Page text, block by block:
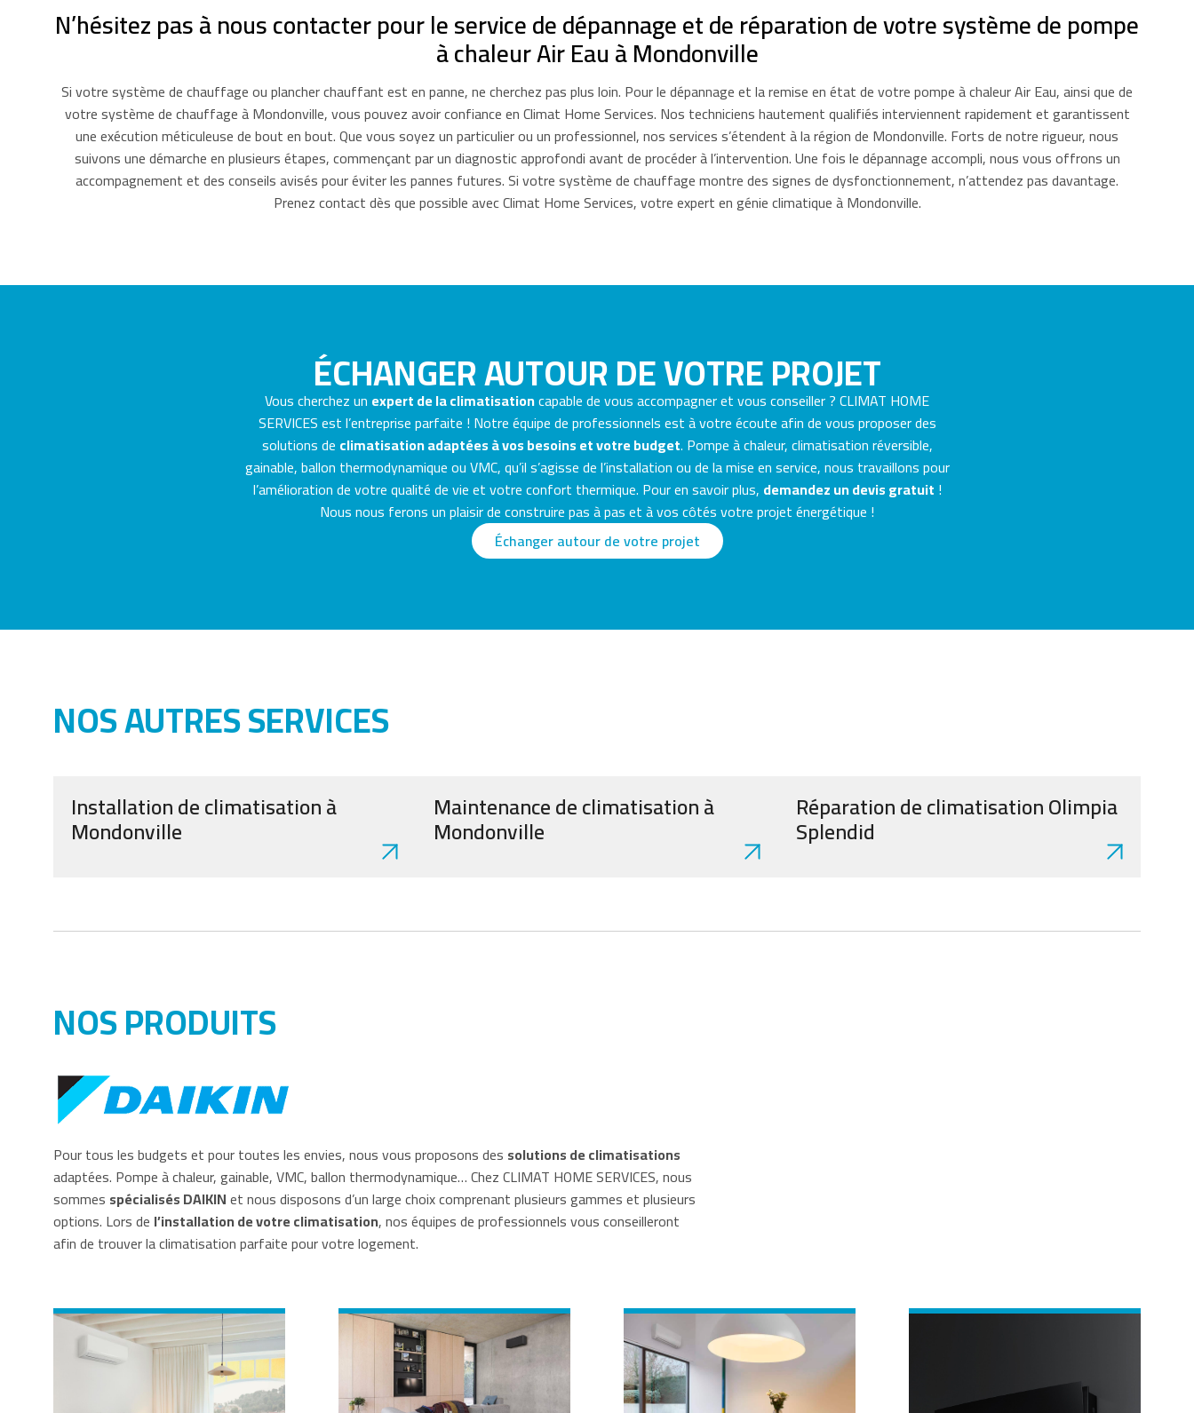
N’hésitez pas à nous contacter pour le service de dépannage et de réparation de votre système de pompe
à chaleur Air Eau à Mondonville
Si votre système de chauffage ou plancher chauffant est en panne, ne cherchez pas plus loin. Pour le dépannage et la remise en état de votre pompe à chaleur Air Eau, ainsi que de
votre système de chauffage à Mondonville, vous pouvez avoir confiance en Climat Home Services. Nos techniciens hautement qualifiés interviennent rapidement et garantissent
une exécution méticuleuse de bout en bout. Que vous soyez un particulier ou un professionnel, nos services s’étendent à la région de Mondonville. Forts de notre rigueur, nous
suivons une démarche en plusieurs étapes, commençant par un diagnostic approfondi avant de procéder à l’intervention. Une fois le dépannage accompli, nous vous offrons un
accompagnement et des conseils avisés pour éviter les pannes futures. Si votre système de chauffage montre des signes de dysfonctionnement, n’attendez pas davantage.
Prenez contact dès que possible avec Climat Home Services, votre expert en génie climatique à Mondonville.
ÉCHANGER AUTOUR DE VOTRE PROJET
Vous cherchez un expert de la climatisationcapable de vous accompagner et vous conseiller ? CLIMAT HOME
SERVICES est l’entreprise parfaite ! Notre équipe de professionnels est à votre écoute afin de vous proposer des
solutions de climatisation adaptées à vos besoins et votre budget. Pompe à chaleur, climatisation réversible,
gainable, ballon thermodynamique ou VMC, qu’il s’agisse de l’installation ou de la mise en service, nous travaillons pour
l’amélioration de votre qualité de vie et votre confort thermique. Pour en savoir plus, demandez un devis gratuit !
Nous nous ferons un plaisir de construire pas à pas et à vos côtés votre projet énergétique !
Échanger autour de votre projet
NOS AUTRES SERVICES
Installation de climatisation à
Mondonville
Maintenance de climatisation à
Mondonville
Réparation de climatisation Olimpia
Splendid
NOS PRODUITS
Pour tous les budgets et pour toutes les envies, nous vous proposons des solutions de climatisations
adaptées. Pompe à chaleur, gainable, VMC, ballon thermodynamique… Chez CLIMAT HOME SERVICES, nous
sommes spécialisés DAIKINet nous disposons d’un large choix comprenant plusieurs gammes et plusieurs
options. Lors de l’installation de votre climatisation, nos équipes de professionnels vous conseilleront
afin de trouver la climatisation parfaite pour votre logement.